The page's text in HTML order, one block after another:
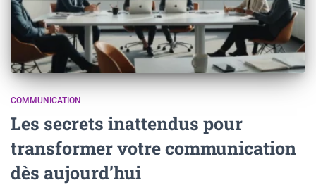
COMMUNICATION
Les secrets inattendus pour
transformer votre communication
dès aujourd’hui